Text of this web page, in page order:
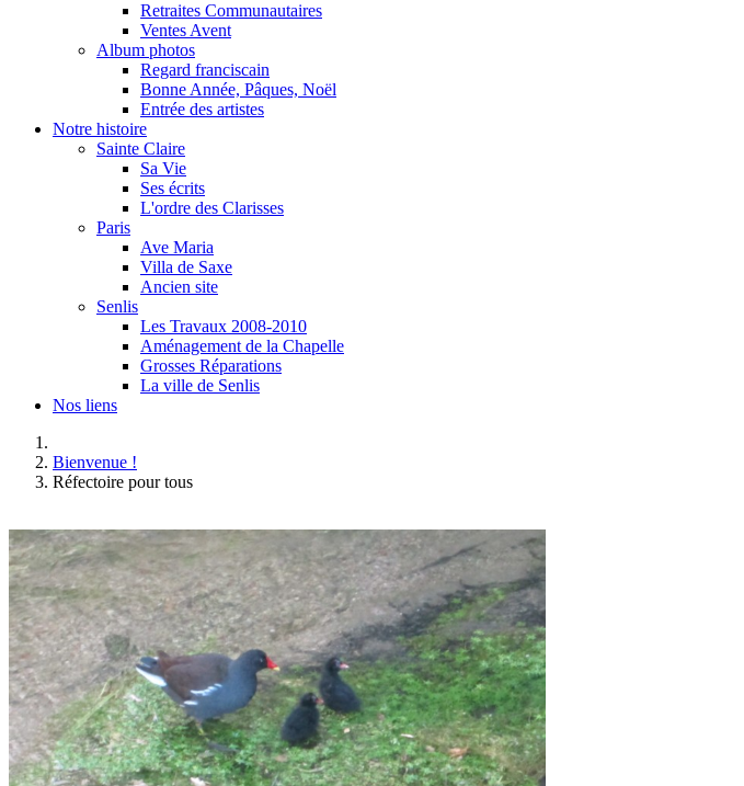
Retraites Communautaires
Ventes Avent
Album photos
Regard franciscain
Bonne Année, Pâques, Noël
Entrée des artistes
Notre histoire
Sainte Claire
Sa Vie
Ses écrits
L'ordre des Clarisses
Paris
Ave Maria
Villa de Saxe
Ancien site
Senlis
Les Travaux 2008-2010
Aménagement de la Chapelle
Grosses Réparations
La ville de Senlis
Nos liens
Bienvenue !
Réfectoire pour tous